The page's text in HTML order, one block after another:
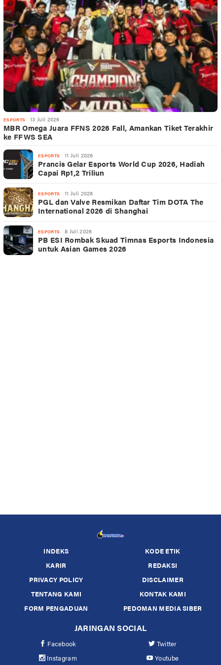
ESPORTS 13 Juli 2026
MBR Omega Juara FFNS 2026 Fall, Amankan Tiket Terakhir
ke FFWS SEA
ESPORTS 11 Juli 2026
Prancis Gelar Esports World Cup 2026, Hadiah
Capai Rp1,2 Triliun
ESPORTS 11 Juli 2026
PGL dan Valve Resmikan Daftar Tim DOTA The
International 2026 di Shanghai
ESPORTS 8 Juli 2026
PB ESI Rombak Skuad Timnas Esports Indonesia
untuk Asian Games 2026
INDEKS
KODE ETIK
KARIR
REDAKSI
PRIVACY POLICY
DISCLAIMER
TENTANG KAMI
KONTAK KAMI
FORM PENGADUAN
PEDOMAN MEDIA SIBER
JARINGAN SOCIAL
Facebook
Twitter
Instagram
Youtube